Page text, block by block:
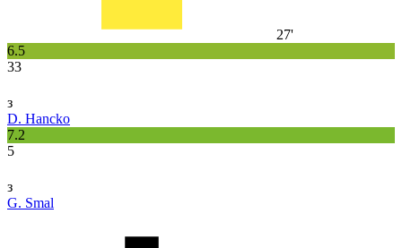
27'
6.5
33
з
D. Hancko
7.2
5
з
G. Smal